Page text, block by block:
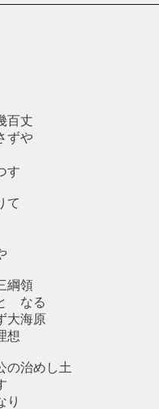
百丈
ずや
す
て
綱領
ゝなる
大海原
想
の治めし土
り